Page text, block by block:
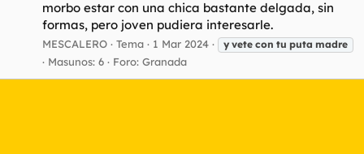
morbo estar con una chica bastante delgada, sin
formas, pero joven pudiera interesarle.
MESCALERO Tema 1 Mar 2024 y vete con tu puta madre
Masunos: 6 Foro: Granada